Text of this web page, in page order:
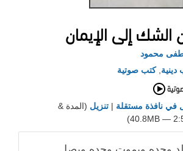
الشك إلى الإيمان
محمود
دينية ,كتب صوتية
في نافذة مستقلة | تنزيل (المدة &